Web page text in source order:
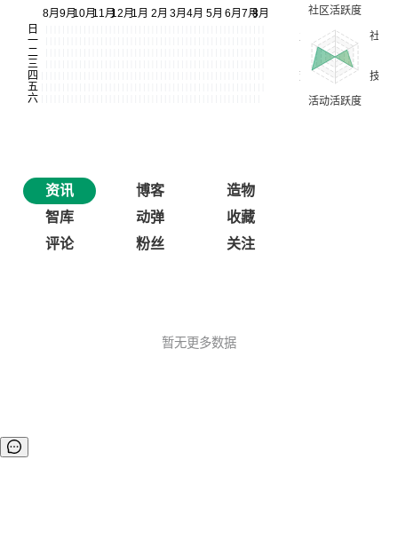
资讯 博客
造物
智库
动弹
收藏
评论
粉丝 关注
暂无更多数据